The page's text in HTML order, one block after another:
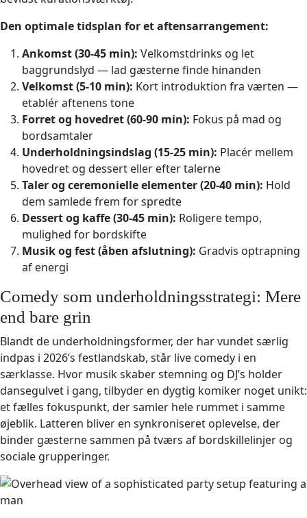
Den optimale tidsplan for et aftensarrangement:
Ankomst (30-45 min): Velkomstdrinks og let
baggrundslyd — lad gæsterne finde hinanden
Velkomst (5-10 min): Kort introduktion fra værten —
etablér aftenens tone
Forret og hovedret (60-90 min): Fokus på mad og
bordsamtaler
Underholdningsindslag (15-25 min): Placér mellem
hovedret og dessert eller efter talerne
Taler og ceremonielle elementer (20-40 min): Hold
dem samlede frem for spredte
Dessert og kaffe (30-45 min): Roligere tempo,
mulighed for bordskifte
Musik og fest (åben afslutning): Gradvis optrapning
af energi
Comedy som underholdningsstrategi: Mere
end bare grin
Blandt de underholdningsformer, der har vundet særlig
indpas i 2026’s festlandskab, står live comedy i en
særklasse. Hvor musik skaber stemning og DJ’s holder
dansegulvet i gang, tilbyder en dygtig komiker noget unikt:
et fælles fokuspunkt, der samler hele rummet i samme
øjeblik. Latteren bliver en synkroniseret oplevelse, der
binder gæsterne sammen på tværs af bordskillelinjer og
sociale grupperinger.